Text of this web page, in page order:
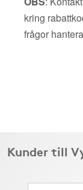
kring
frågor
Kunder till